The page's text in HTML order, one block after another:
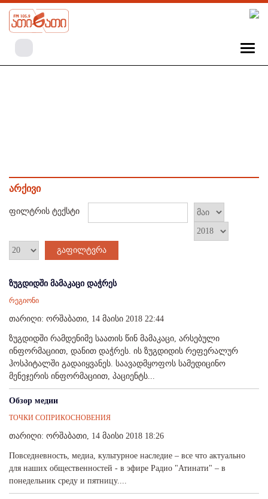
არქივი
ფილტრის ტექსტი
გაფილტვრა
ზუგდიდში მამაკაცი დაჭრეს
რეგიონი
თარიღი: ორშაბათი, 14 მაისი 2018 22:44
ზუგდიდში რამდენიმე საათის წინ მამაკაცი, არსებული
ინფორმაციით, დანით დაჭრეს. ის ზუგდიდის რეფერალურ
ჰოსპიტალში გადაიყვანეს. საავადმყოფოს სამედიცინო
მენეჯერის ინფორმაციით, პაციენტს...
Обзор медии
ТОЧКИ СОПРИКОСНОВЕНИЯ
თარიღი: ორშაბათი, 14 მაისი 2018 18:26
Повседневность, медиа, культурное наследие – все что актуально
для наших общественностей - в эфире Радио "Атинати" – в
понедельник среду и пятницу....